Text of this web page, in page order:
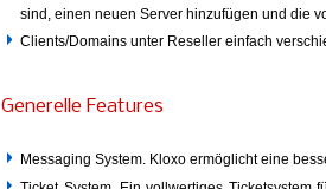
sind, einen neuen Server hinzufügen und die
Clients/Domains unter Reseller einfach
Generelle Features
Messaging System. Kloxo ermöglicht eine